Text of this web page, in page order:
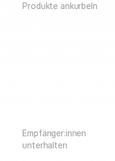
Produkte ankurbeln
Empfänger:innen
unterhalten